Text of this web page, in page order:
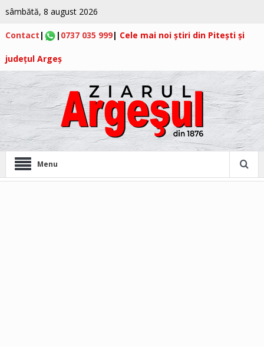
sâmbătă, 8 august 2026
Contact | | 0737 035 999| Cele mai noi știri din Pitești și
județul Argeș
Menu